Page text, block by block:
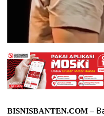
BISNISBANTEN.COM –